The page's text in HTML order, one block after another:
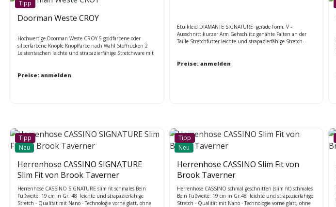
Tipp
Doorman Weste CROY
Hochwertige Doorman Weste CROY 5 goldfarbene oder
silberfarbene Knöpfe Knopffarbe nach Wahl Stoffrücken 2
Leistentaschen leichte und strapazierfähige Stretchware mit
H Größen: 46 (36) - 50 (62)
Preise: anmelden
Etuikleid DIAMANTE SIGNATURE gerade Form, V -
Ausschnitt kurzer Arm Gehschlitz genähte Falten an der
Taille Stretchfutter leichte und strapazierfähige Stretch-
Preise: anmelden
Tipp
Neu
Herrenhose CASSINO SIGNATURE
Slim Fit von Brook Taverner
Herrenhose CASSINO SIGNATURE slim fit schmales Bein
Fußweite: 19 cm in Gr. 48 leichte und strapazierfähige
Stretch - Qualität mit Nano - Technologie vorne glatt, ohne
Tipp
Neu
Herrenhose CASSINO Slim Fit von
Brook Taverner
Herrenhose CASSINO schmal geschnitten (slim fit) schmales
Bein Fußweite: 19 cm in Gr.48 leichte und strapazierfähige
Stretch - Qualität mit Nano - Technologie vorne glatt, ohne